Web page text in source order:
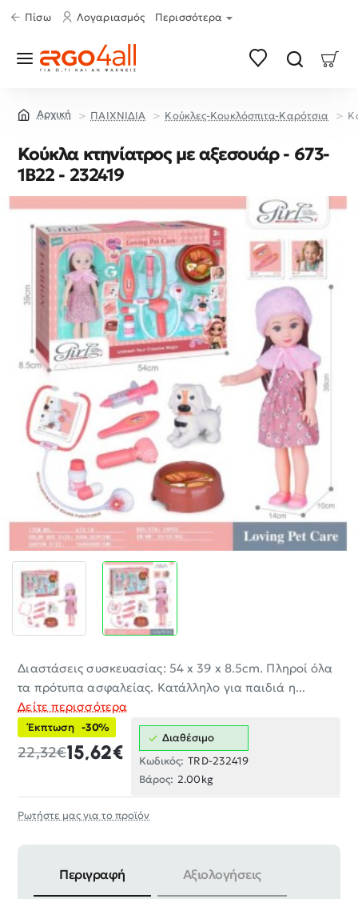
Πίσω Λογαριασμός Περισσότερα
ΠΑΙΧΝΙΔΙΑ Κούκλες-Κουκλόσπιτα-Καρότσια
Κούκλα κτηνίατρος με αξεσουάρ - 673-
1B22 - 232419
Διαστάσεις συσκευασίας: 54 x 39 x 8.5cm. Πληροί όλα
τα πρότυπα ασφαλείας. Κατάλληλο για παιδιά η...
Δείτε περισσότερα
Έκπτωση -30%
15,62€
22,32€
Διαθέσιμο
Κωδικός: TRD-232419
Βάρος: 2.00kg
Ρωτήστε μας για το προϊόν
Περιγραφή Αξιολογήσεις
Διαστάσεις συσκευασίας: 54 x 39 x 8.5cm. Πληροί